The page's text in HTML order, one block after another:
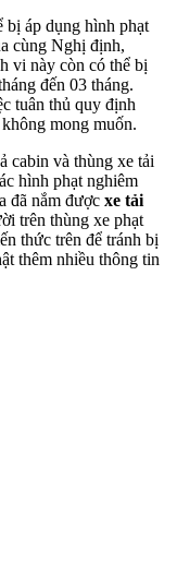
bị áp dụng hình phạt
cùng Nghị định,
vi này còn có thể bị
đến 03 tháng.
tuân thủ quy định
mong muốn.
cabin và thùng xe tải
hình phạt nghiêm
đã nắm được xe tải
trên thùng xe phạt
thức trên để tránh bị
thêm nhiều thông tin